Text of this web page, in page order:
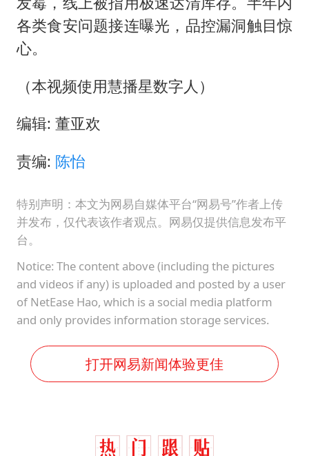
各类食安问题接连曝光，品控漏洞触目惊
心。
（本视频使用慧播星数字人）
编辑: 董亚欢
责编: 陈怡
特别声明：本文为网易自媒体平台“网易号”作者上传
并发布，仅代表该作者观点。网易仅提供信息发布平
台。
Notice: The content above (including the pictures
and videos if any) is uploaded and posted by a user
of NetEase Hao, which is a social media platform
and only provides information storage services.
打开网易新闻体验更佳